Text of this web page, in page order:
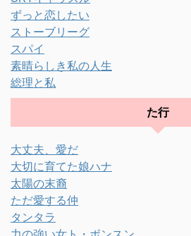
ずっと恋したい
ストーブリーグ
スパイ
素晴らしき私の人生
総理と私
た行
大丈夫、愛だ
大切に育てた娘ハナ
太陽の末裔
ただ愛する仲
タンタラ